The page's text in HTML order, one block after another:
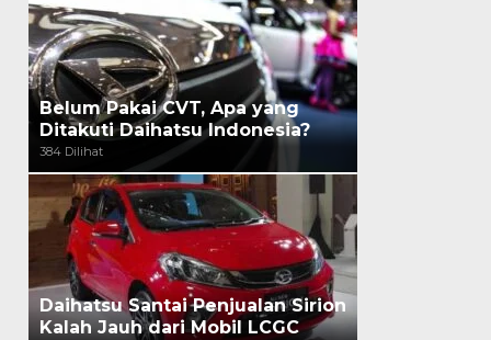
Belum Pakai CVT, Apa yang
Ditakuti Daihatsu Indonesia?
384 Dilihat
Daihatsu Santai Penjualan Sirion
Kalah Jauh dari Mobil LCGC